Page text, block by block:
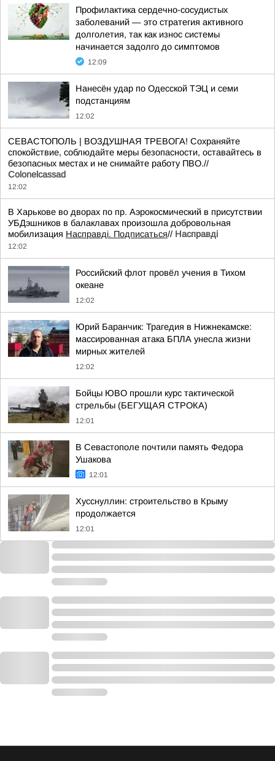
Профилактика сердечно-сосудистых
заболеваний — это стратегия активного
долголетия, так как износ системы
начинается задолго до симптомов
12:09
Нанесён удар по Одесской ТЭЦ и семи
подстанциям
12:02
СЕВАСТОПОЛЬ | ВОЗДУШНАЯ ТРЕВОГА! Сохраняйте
спокойствие, соблюдайте меры безопасности, оставайтесь в
безопасных местах и не снимайте работу ПВО.//
Colonelcassad
12:02
В Харькове во дворах по пр. Аэрокосмический в присутствии
УБДэшников в балаклавах произошла добровольная
мобилизация Насправді. Подписаться// Насправдi
12:02
Российский флот провёл учения в Тихом
океане
12:02
Юрий Баранчик: Трагедия в Нижнекамске:
массированная атака БПЛА унесла жизни
мирных жителей
12:02
Бойцы ЮВО прошли курс тактической
стрельбы (БЕГУЩАЯ СТРОКА)
12:01
В Севастополе почтили память Федора
Ушакова
12:01
Хусснуллин: строительство в Крыму
продолжается
12:01